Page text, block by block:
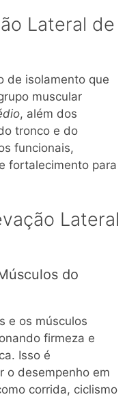
Lateral de
de isolamento que
muscular
, além dos
tronco e do
funcionais,
fortalecimento para
Lateral
do
e os músculos
firmeza e
Isso é
o desempenho em
corrida, ciclismo